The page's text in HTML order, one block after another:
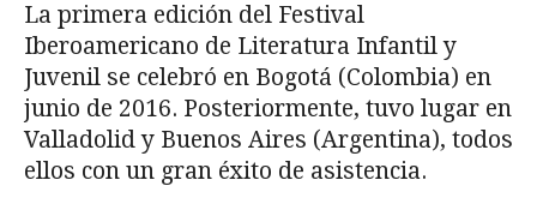
La primera edición del Festival
Iberoamericano de Literatura Infantil y
Juvenil se celebró en Bogotá (Colombia) en
junio de 2016. Posteriormente, tuvo lugar en
Valladolid y Buenos Aires (Argentina), todos
ellos con un gran éxito de asistencia.